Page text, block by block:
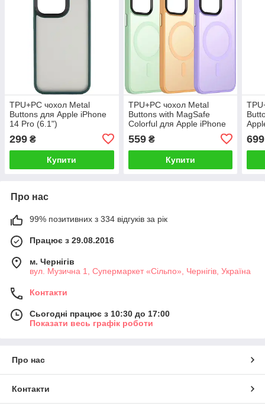
TPU+PC чохол Metal
Buttons для Apple iPhone
14 Pro (6.1")
299 ₴
Купити
TPU+PC чохол Metal
Buttons with MagSafe
Colorful для Apple iPhone
559₴
Купити
699
Про нас
99% позитивних з 334 відгуків за рік
Працює з 29.08.2016
м. Чернігів
вул. Музична 1, Супермаркет «Сільпо», Чернігів, Україна
Контакти
Сьогодні працює з 10:30 до 17:00
Показати весь графік роботи
Про нас
Контакти